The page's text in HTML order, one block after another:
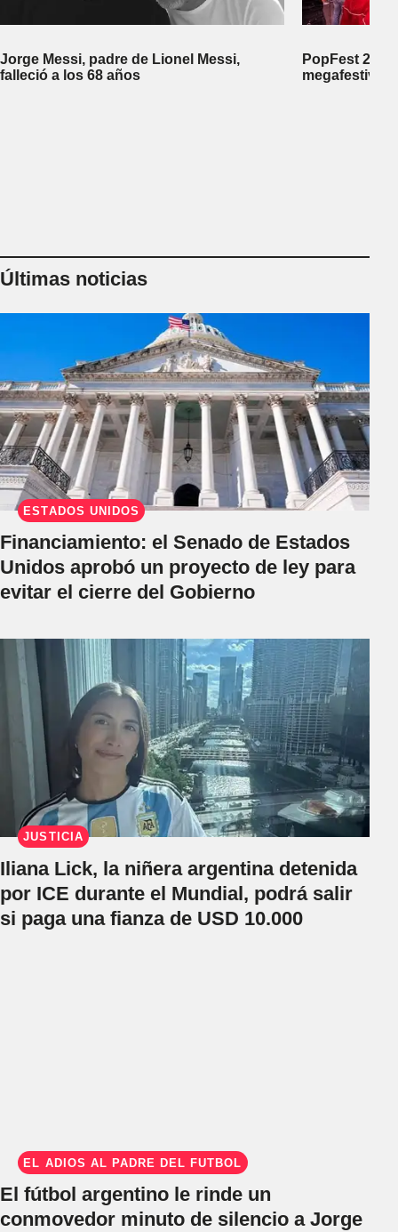
Jorge Messi, padre de Lionel Messi,
falleció a los 68 años
PopFest
megafestival
Últimas noticias
ESTADOS UNIDOS
Financiamiento: el Senado de Estados
Unidos aprobó un proyecto de ley para
evitar el cierre del Gobierno
JUSTICIA
Iliana Lick, la niñera argentina detenida
por ICE durante el Mundial, podrá salir
si paga una fianza de USD 10.000
EL ADIÓS AL PADRE DEL FÚTBOL
El fútbol argentino le rinde un
conmovedor minuto de silencio a Jorge